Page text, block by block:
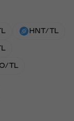
HNT/TL
TL